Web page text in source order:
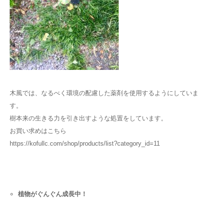
木風では、なるべく環境の配慮した薬剤を使用するようにしていま
す。
樹本来の生きる力を引き出すような処置をしています。
お買い求めはこちら
https://kofullc.com/shop/products/list?category_id=11
植物がぐんぐん成長中！